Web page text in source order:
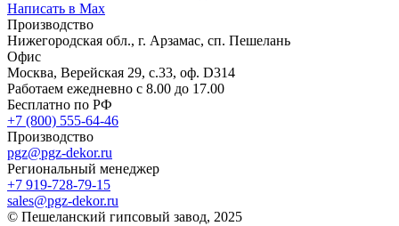
Написать в Max
Производство
Нижегородская обл., г. Арзамас, сп. Пешелань
Офис
Москва, Верейская 29, с.33, оф. D314
Работаем ежедневно с 8.00 до 17.00
Бесплатно по РФ
+7 (800) 555-64-46
Производство
pgz@pgz-dekor.ru
Региональный менеджер
+7 919-728-79-15
sales@pgz-dekor.ru
© Пешеланский гипсовый завод, 2025